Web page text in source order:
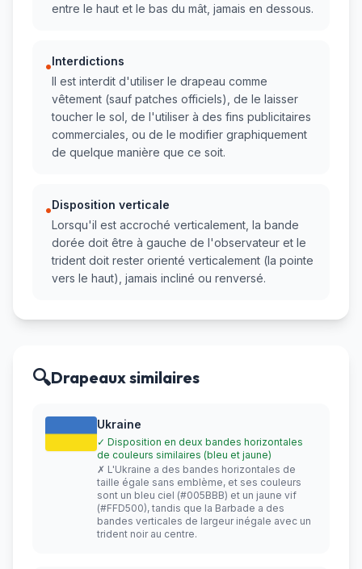
entre le haut et le bas du mât, jamais en dessous.
•Interdictions
Il est interdit d'utiliser le drapeau comme
vêtement (sauf patches officiels), de le laisser
toucher le sol, de l'utiliser à des fins publicitaires
commerciales, ou de le modifier graphiquement
de quelque manière que ce soit.
•Disposition verticale
Lorsqu'il est accroché verticalement, la bande
dorée doit être à gauche de l'observateur et le
trident doit rester orienté verticalement (la pointe
vers le haut), jamais incliné ou renversé.
🔍Drapeaux similaires
Ukraine
✓ Disposition en deux bandes horizontales
de couleurs similaires (bleu et jaune)
✗ L'Ukraine a des bandes horizontales de
taille égale sans emblème, et ses couleurs
sont un bleu ciel (#005BBB) et un jaune vif
(#FFD500), tandis que la Barbade a des
bandes verticales de largeur inégale avec un
trident noir au centre.